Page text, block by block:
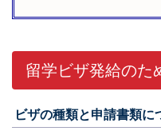
留学ビザ発給のた
ビザの種類と申請書類に